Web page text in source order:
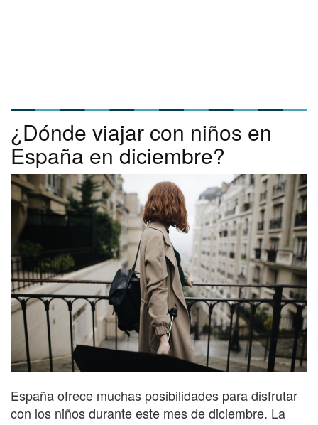
¿Dónde viajar con niños en
España en diciembre?
España ofrece muchas posibilidades para disfrutar
con los niños durante este mes de diciembre. La